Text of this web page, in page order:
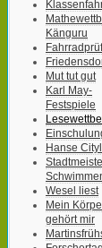
Känguru
Mut tut gut
Karl May-
Festspiele
Hanse
Wesel liest
Mein
gehört mir